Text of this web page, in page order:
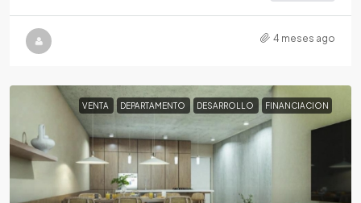
4 meses ago
VENTA DEPARTAMENTO DESARROLLO FINANCIACION